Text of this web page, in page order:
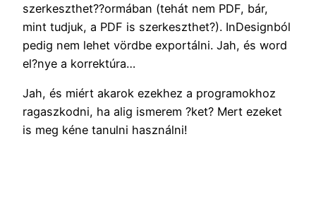
szerkeszthet??ormában (tehát nem PDF, bár,
mint tudjuk, a PDF is szerkeszthet?). InDesignból
pedig nem lehet vördbe exportálni. Jah, és word
el?nye a korrektúra…
Jah, és miért akarok ezekhez a programokhoz
ragaszkodni, ha alig ismerem ?ket? Mert ezeket
is meg kéne tanulni használni!